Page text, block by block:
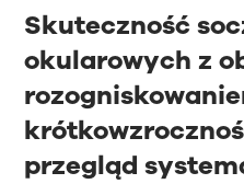
Skuteczność
okularowych z
przegląd